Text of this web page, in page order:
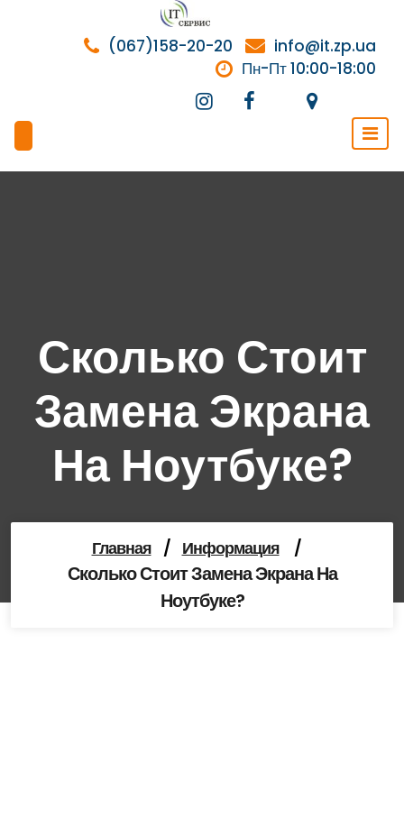
содержимому
info@it.zp.ua
(067)158-20-20
Пн-Пт 10:00-18:00
Сколько Стоит
Замена Экрана
На Ноутбуке?
Главная / Информация /
Сколько Стоит Замена Экрана На
Ноутбуке?